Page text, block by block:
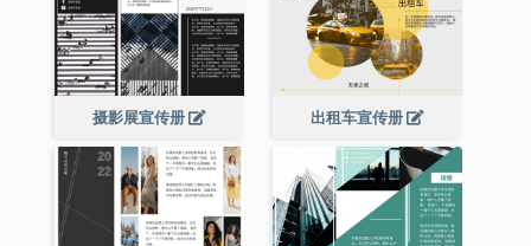
摄影展宣传册 出租车宣传册